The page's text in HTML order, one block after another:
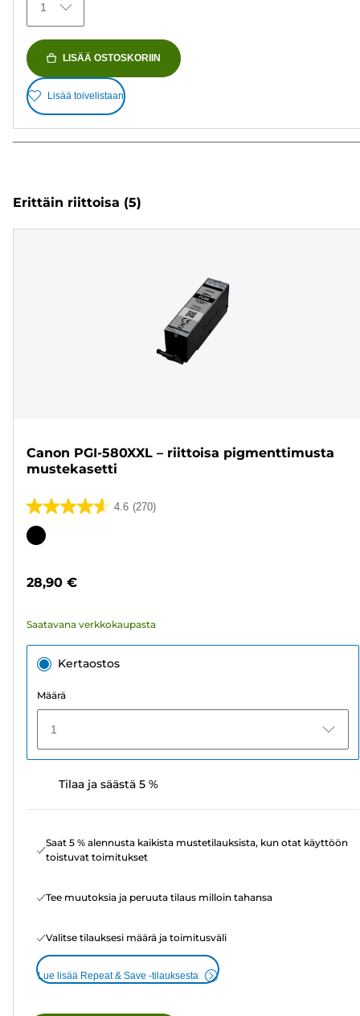
1
LISÄÄ OSTOSKORIIN
Lisää toivelistaan
Erittäin riittoisa (5)
Canon PGI-580XXL – riittoisa pigmenttimusta
mustekasetti
4.6 (270)
4.6/5
tähteä.
Värikasetti
28,90 €
Saatavana verkkokaupasta
Kertaostos
Määrä
1
Tilaa ja säästä 5 %
Saat 5 % alennusta kaikista mustetilauksista, kun otat käyttöön
toistuvat toimitukset
Tee muutoksia ja peruuta tilaus milloin tahansa
Valitse tilauksesi määrä ja toimitusväli
Lue lisää Repeat & Save -tilauksesta